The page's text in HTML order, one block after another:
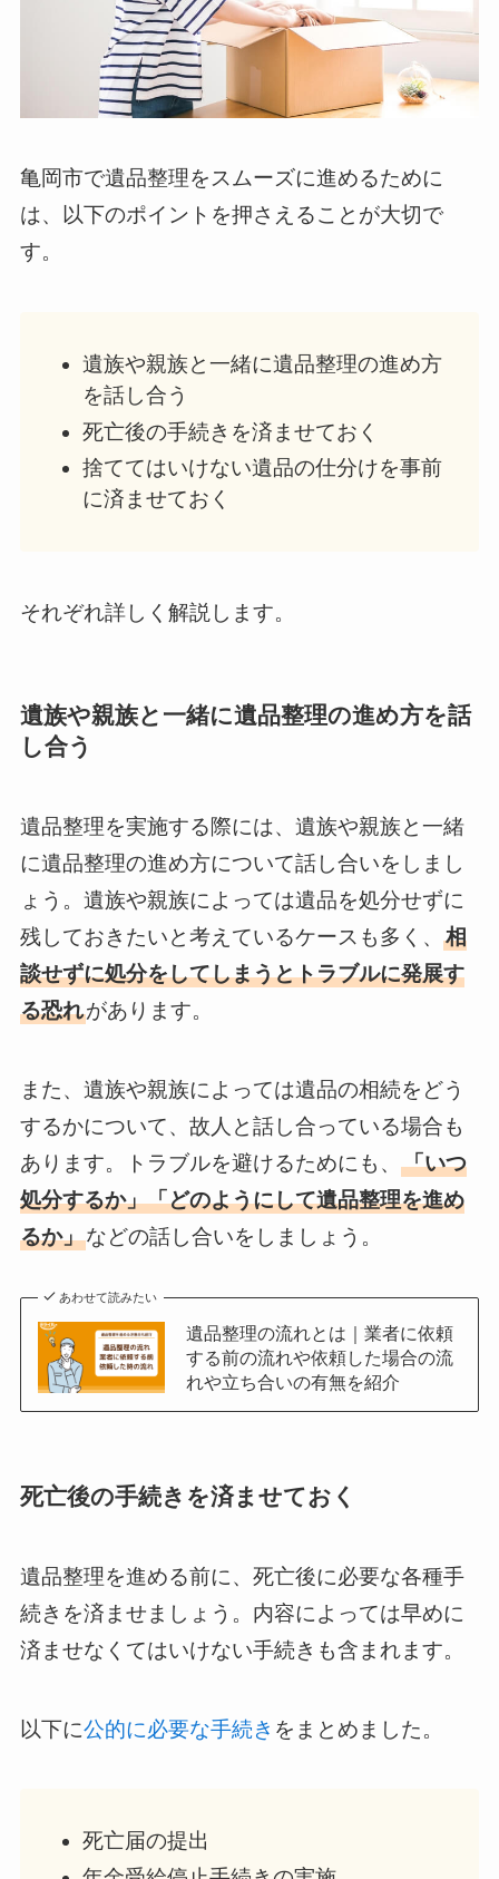
亀岡市で遺品整理をスムーズに進めるために
は、以下のポイントを押さえることが大切で
す。
遺族や親族と一緒に遺品整理の進め方
を話し合う
死亡後の手続きを済ませておく
捨ててはいけない遺品の仕分けを事前
に済ませておく
それぞれ詳しく解説します。
遺族や親族と一緒に遺品整理の進め方を話
し合う
遺品整理を実施する際には、遺族や親族と一緒
に遺品整理の進め方について話し合いをしまし
ょう。遺族や親族によっては遺品を処分せずに
残しておきたいと考えているケースも多く、 相
談せずに処分をしてしまうとトラブルに発展す
る恐れがあります。
また、遺族や親族によっては遺品の相続をどう
するかについて、故人と話し合っている場合も
あります。トラブルを避けるためにも、 「いつ
処分するか」「どのようにして遺品整理を進め
るか」などの話し合いをしましょう。
あわせて読みたい
遺品整理の流れとは｜業者に依頼
する前の流れや依頼した場合の流
れや立ち合いの有無を紹介
死亡後の手続きを済ませておく
遺品整理を進める前に、死亡後に必要な各種手
続きを済ませましょう。内容によっては早めに
済ませなくてはいけない手続きも含まれます。
以下に公的に必要な手続き をまとめました。
死亡届の提出